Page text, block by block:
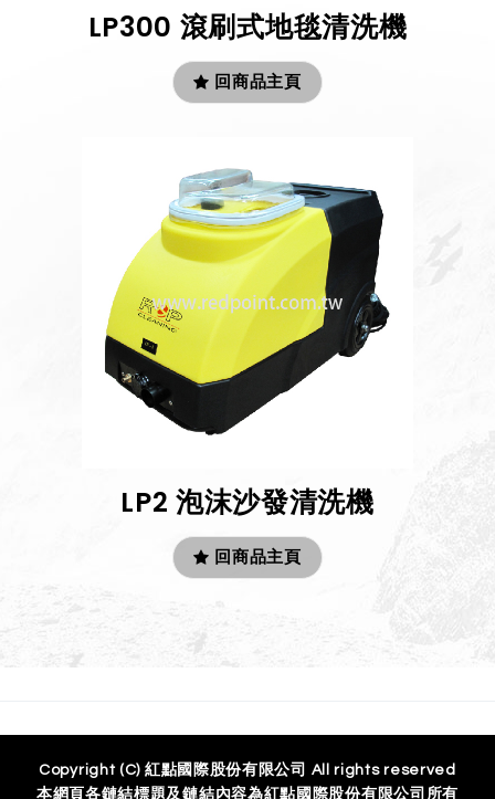
LP300 滾刷式地毯清洗機
回商品主頁
LP2 泡沫沙發清洗機
回商品主頁
Copyright (C) 紅點國際股份有限公司 All rights reserved
本網頁各鏈結標題及鏈結內容為紅點國際股份有限公司所有